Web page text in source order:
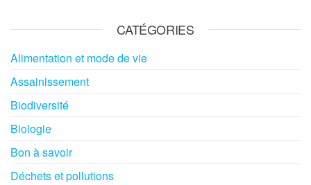
CATÉGORIES
Alimentation et mode de vie
Assainissement
Biodiversité
Biologie
Bon à savoir
Déchets et pollutions